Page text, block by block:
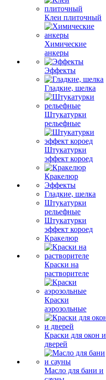
Клеи плиточный
Химические
анкеры
Эффекты
Гладкие, шелка
Штукатурки
рельефные
Штукатурки
эффект короед
Кракелюр
Эффекты
Гладкие, шелка
Штукатурки
рельефные
Штукатурки
эффект короед
Кракелюр
Краски на
растворителе
Краски
аэрозольные
Краски для окон и
дверей
Масло для бани и